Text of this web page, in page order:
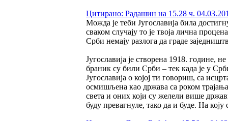
Цитирано: Радашин на 15.28 ч.
Можда је теби Југославија била
сваком случају то је твоја лична
Срби немају разлога да граде
Југославија је створена 1918. године,
браник су били Срби – тек када је у
Југославија о којој ти говориш, са
осмишљена као држава са роком
света и оних који су желели више
буду превагнуле, тако да и буде. На